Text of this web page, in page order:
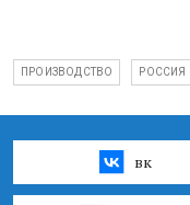
ПРОИЗВОДСТВО РОССИЯ
вк